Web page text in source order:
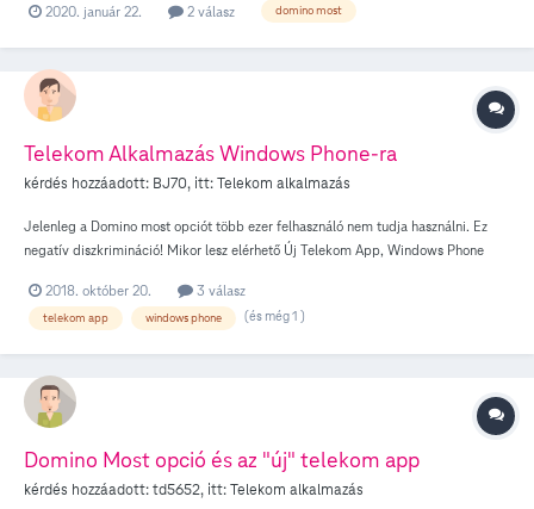
Másképp kérdezve : megszűnik e véglegesen az opció, ha kikapcsolom, vagy
2020. január 22. 2 válasz domino most
Telekom Alkalmazás Windows Phone-ra
kérdés hozzáadott: BJ70, itt:Telekom alkalmazás
Jelenleg a Domino most opciót több ezer felhasználó nem tudja használni. Ez
negatív diszkrimináció! Mikor lesz elérhető Új Telekom App, Windows Phone
internetes online felületen való bekapcsolás lehetőségét!
2018. október 20. 3 válasz
telekom app windows phone (és még 1 )
Domino Most opció és az "új" telekom app
kérdés hozzáadott:td5652, itt:Telekom alkalmazás